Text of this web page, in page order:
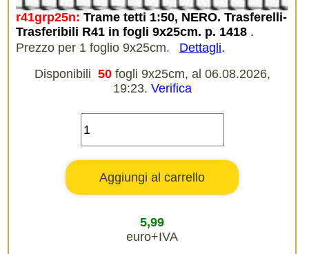
r41grp25n: Trame tetti 1:50, NERO. Trasferelli-
Trasferibili R41 in fogli 9x25cm. p. 1418 .
Prezzo per 1 foglio 9x25cm.
Dettagli.
Disponibili 50 fogli 9x25cm, al 06.08.2026,
19:23. Verifica
5,99
euro+IVA